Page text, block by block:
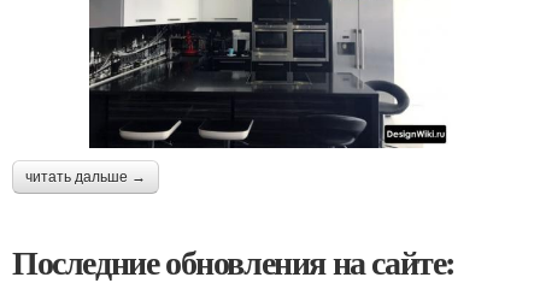
читать дальше →
Последние обновления на сайте: